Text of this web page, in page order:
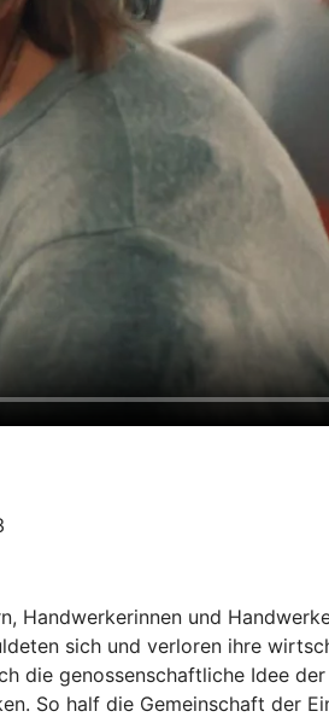
Handwerkerinnen und
sich und verloren ihre
die genossenschaftliche Idee der
So half die Gemeinschaft der